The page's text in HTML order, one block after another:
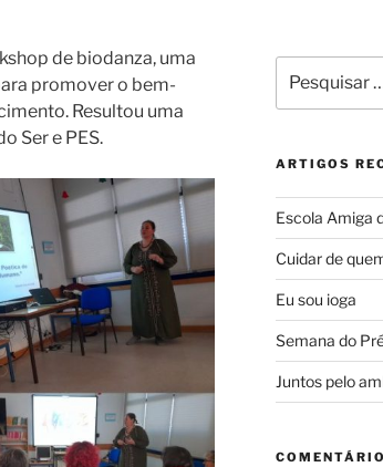
de biodanza, uma
promover o bem-
Resultou uma
Ser e PES.
por:
ARTIGOS
Escola Amiga
Cuidar de
Eu sou ioga
Semana do
Juntos pelo